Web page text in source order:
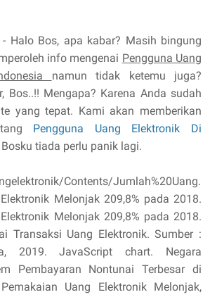
- Halo Bos, apa kabar? Masih bingung
info mengenai Pengguna Uang
namun tidak ketemu juga?
Bos..!! Mengapa? Karena Anda sudah
yang tepat. Kami akan memberikan
Pengguna Uang Elektronik Di
tiada perlu panik lagi.
Contents/Jumlah%20Uang.
Melonjak 209,8% pada 2018.
Melonjak 209,8% pada 2018.
Transaksi Uang Elektronik. Sumber :
2019. JavaScript chart. Negara
Pembayaran Nontunai Terbesar di
Uang Elektronik Melonjak,